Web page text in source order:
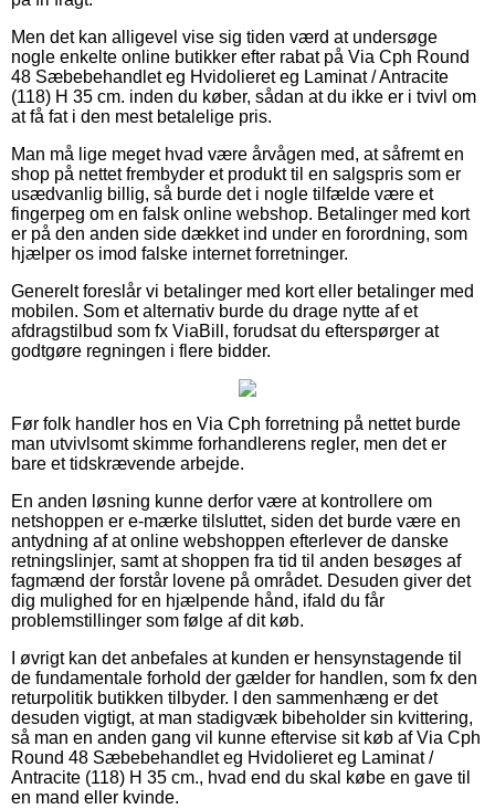
Men det kan alligevel vise sig tiden værd at undersøge
nogle enkelte online butikker efter rabat på Via Cph Round
48 Sæbebehandlet eg Hvidolieret eg Laminat / Antracite
(118) H 35 cm. inden du køber, sådan at du ikke er i tvivl om
at få fat i den mest betalelige pris.
Man må lige meget hvad være årvågen med, at såfremt en
shop på nettet frembyder et produkt til en salgspris som er
usædvanlig billig, så burde det i nogle tilfælde være et
fingerpeg om en falsk online webshop. Betalinger med kort
er på den anden side dækket ind under en forordning, som
hjælper os imod falske internet forretninger.
Generelt foreslår vi betalinger med kort eller betalinger med
mobilen. Som et alternativ burde du drage nytte af et
afdragstilbud som fx ViaBill, forudsat du efterspørger at
godtgøre regningen i flere bidder.
Før folk handler hos en Via Cph forretning på nettet burde
man utvivlsomt skimme forhandlerens regler, men det er
bare et tidskrævende arbejde.
En anden løsning kunne derfor være at kontrollere om
netshoppen er e-mærke tilsluttet, siden det burde være en
antydning af at online webshoppen efterlever de danske
retningslinjer, samt at shoppen fra tid til anden besøges af
fagmænd der forstår lovene på området. Desuden giver det
dig mulighed for en hjælpende hånd, ifald du får
problemstillinger som følge af dit køb.
I øvrigt kan det anbefales at kunden er hensynstagende til
de fundamentale forhold der gælder for handlen, som fx den
returpolitik butikken tilbyder. I den sammenhæng er det
desuden vigtigt, at man stadigvæk bibeholder sin kvittering,
så man en anden gang vil kunne eftervise sit køb af Via Cph
Round 48 Sæbebehandlet eg Hvidolieret eg Laminat /
Antracite (118) H 35 cm., hvad end du skal købe en gave til
en mand eller kvinde.